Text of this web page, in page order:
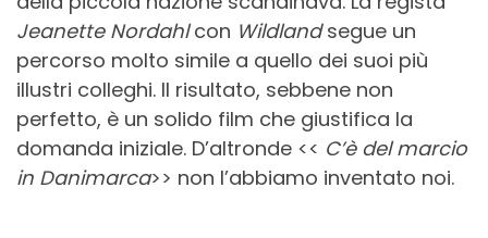
Jeanette Nordahlcon Wildlandsegue un
percorso molto simile a quello dei suoi più
illustri colleghi. Il risultato, sebbene non
perfetto, è un solido film che giustifica la
domanda iniziale. D’altronde << C’è del marcio
in Danimarca>> non l’abbiamo inventato noi.